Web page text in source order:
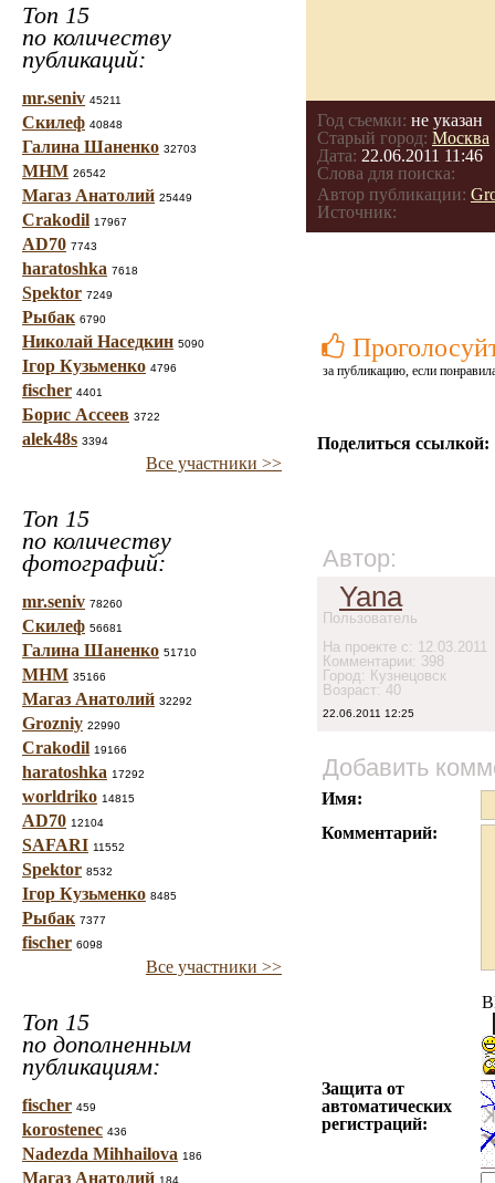
Топ 15
по количеству
публикаций:
mr.seniv 45211
Скилеф 40848
Галина Шаненко 32703
МНМ 26542
Магаз Анатолий 25449
Crakodil 17967
AD70 7743
haratoshka 7618
Spektor 7249
Рыбак 6790
Николай Наседкин 5090
Ігор Кузьменко 4796
fischer 4401
Борис Ассеев 3722
alek48s 3394
Все участники >>
Топ 15
по количеству
фотографий:
mr.seniv 78260
Скилеф 56681
Галина Шаненко 51710
МНМ 35166
Магаз Анатолий 32292
Grozniy 22990
Crakodil 19166
haratoshka 17292
worldriko 14815
AD70 12104
SAFARI 11552
Spektor 8532
Ігор Кузьменко 8485
Рыбак 7377
fischer 6098
Все участники >>
Топ 15
по дополненным
публикациям:
fischer 459
korostenec 436
Nadezda Mihhailova 186
Магаз Анатолий 184
Год съемки: не указан
Старый город: Москва
Дата: 22.06.2011 11:46
Слова для поиска:
Автор публикации:
Источник:
за публикацию, если
Поделиться ссылкой:
Автор:
Yana
Пользователь
На проекте с: 12.03.2011
Комментарии: 398
Город: Кузнецовск
Возраст: 40
22.06.2011 12:25
Добавить
Имя:
Комментарий:
Защита от
автоматических
регистраций: